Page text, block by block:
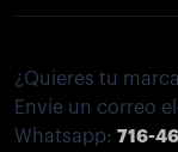
¿Quieres tu
Envíe un correo
Whatsapp: 716-